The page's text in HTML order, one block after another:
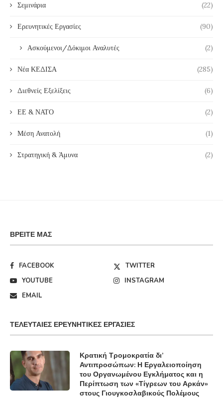
Σεμινάρια (22)
Ερευνητικές Εργασίες (90)
Ασκούμενοι/Δόκιμοι Αναλυτές (2)
Νέα ΚΕΔΙΣΑ (285)
Διεθνείς Εξελίξεις (6)
ΕΕ & ΝΑΤΟ (2)
Μέση Ανατολή (1)
Στρατηγική & Άμυνα (2)
ΒΡΕΊΤΕ ΜΑΣ
FACEBOOK
TWITTER
YOUTUBE
INSTAGRAM
EMAIL
ΤΕΛΕΥΤΑΊΕΣ ΕΡΕΥΝΗΤΙΚΈΣ ΕΡΓΑΣΊΕΣ
Κρατική Τρομοκρατία δι’
Αντιπροσώπων: Η Εργαλειοποίηση
του Οργανωμένου Εγκλήματος και η
Περίπτωση των «Τίγρεων του Αρκάν»
στους Γιουγκοσλαβικούς Πολέμους